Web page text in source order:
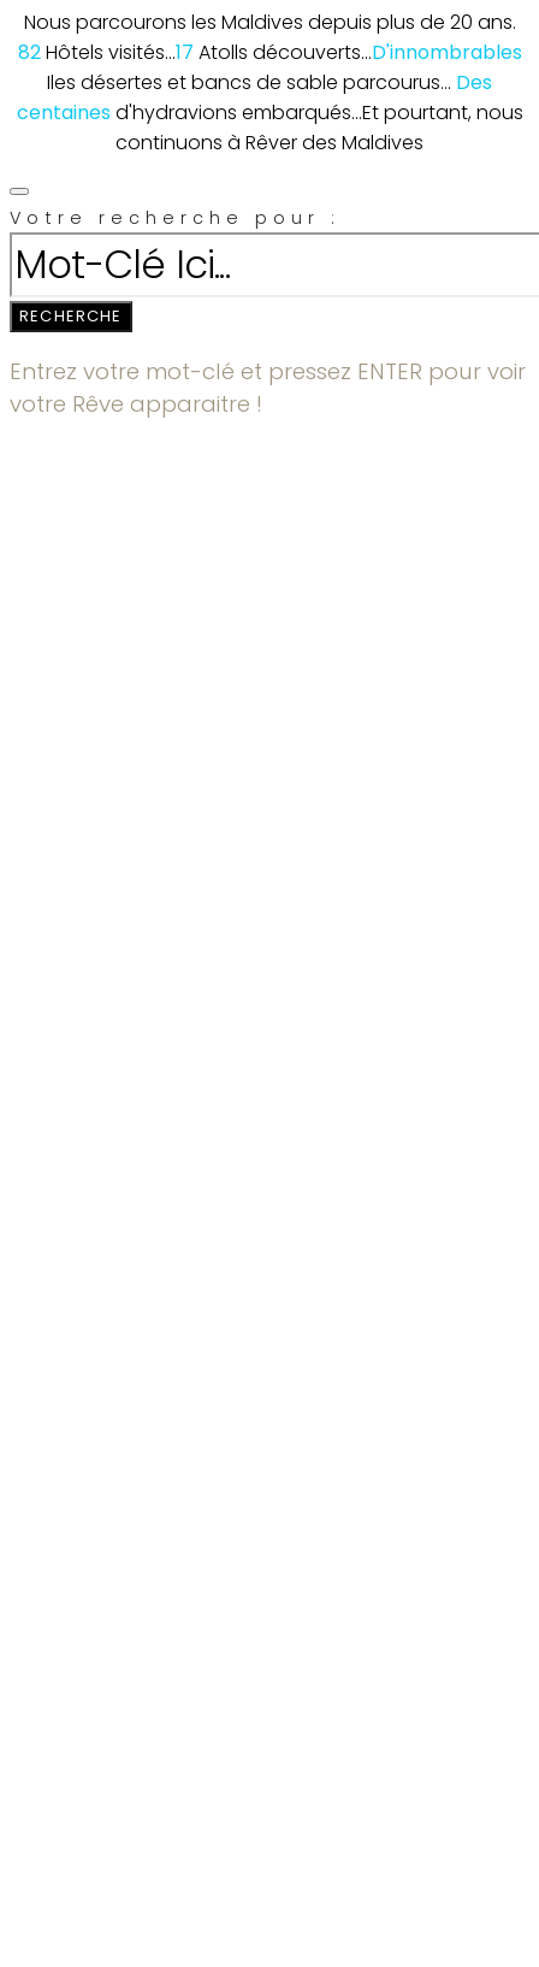
Nous parcourons les Maldives depuis plus de 20 ans.
82Hôtels visités...17 Atolls découverts...D'innombrables
Iles désertes et bancs de sable parcourus... Des
centainesd'hydravions embarqués...Et pourtant, nous
continuons à Rêver des Maldives
Votre recherche pour :
RECHERCHE
Entrez votre mot-clé et pressez ENTER pour voir
votre Rêve apparaitre !